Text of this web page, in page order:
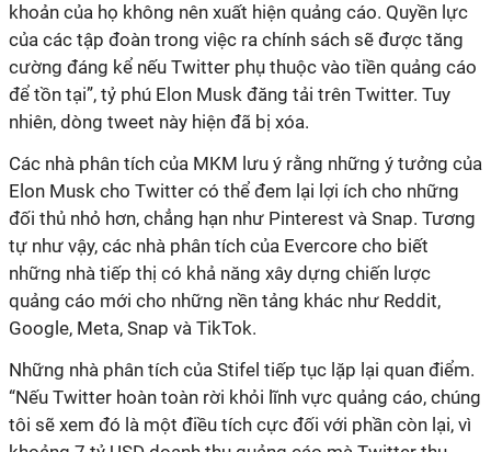
khoản của họ không nên xuất hiện quảng cáo. Quyền lực
của các tập đoàn trong việc ra chính sách sẽ được tăng
cường đáng kể nếu Twitter phụ thuộc vào tiền quảng cáo
để tồn tại”, tỷ phú Elon Musk đăng tải trên Twitter. Tuy
nhiên, dòng tweet này hiện đã bị xóa.
Các nhà phân tích của MKM lưu ý rằng những ý tưởng của
Elon Musk cho Twitter có thể đem lại lợi ích cho những
đối thủ nhỏ hơn, chẳng hạn như Pinterest và Snap. Tương
tự như vậy, các nhà phân tích của Evercore cho biết
những nhà tiếp thị có khả năng xây dựng chiến lược
quảng cáo mới cho những nền tảng khác như Reddit,
Google, Meta, Snap và TikTok.
Những nhà phân tích của Stifel tiếp tục lặp lại quan điểm.
“Nếu Twitter hoàn toàn rời khỏi lĩnh vực quảng cáo, chúng
tôi sẽ xem đó là một điều tích cực đối với phần còn lại, vì